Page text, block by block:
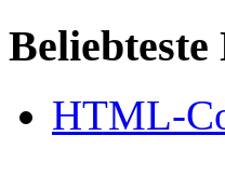
Beliebteste
HTML-